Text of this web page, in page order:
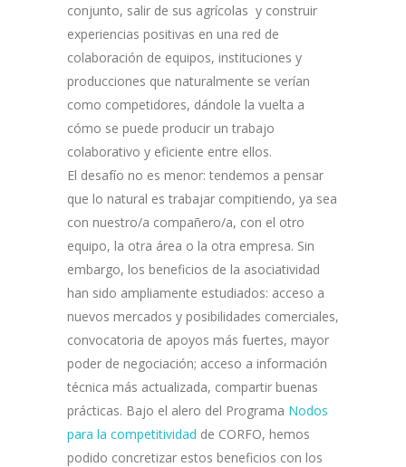
conjunto, salir de sus agrícolas y construir
experiencias positivas en una red de
colaboración de equipos, instituciones y
producciones que naturalmente se verían
como competidores, dándole la vuelta a
cómo se puede producir un trabajo
colaborativo y eficiente entre ellos.
El desafío no es menor: tendemos a pensar
que lo natural es trabajar compitiendo, ya sea
con nuestro/a compañero/a, con el otro
equipo, la otra área o la otra empresa. Sin
embargo, los beneficios de la asociatividad
han sido ampliamente estudiados: acceso a
nuevos mercados y posibilidades comerciales,
convocatoria de apoyos más fuertes, mayor
poder de negociación; acceso a información
técnica más actualizada, compartir buenas
prácticas. Bajo el alero del Programa Nodos
para la competitividad de CORFO, hemos
podido concretizar estos beneficios con los